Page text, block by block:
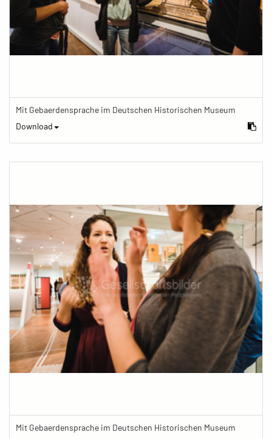
Mit Gebaerdensprache im Deutschen Historischen Museum
Download
Mit Gebaerdensprache im Deutschen Historischen Museum